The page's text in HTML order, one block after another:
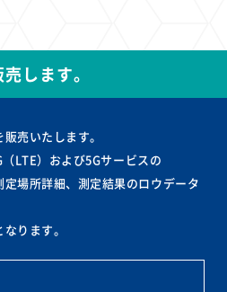
します。
売いたします。
LTE）および5Gサービスの
場所詳細、測定結果のロウデータ
ります。